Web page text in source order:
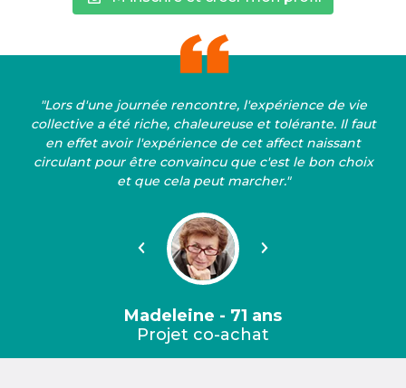
"Lors d'une journée rencontre, l'expérience de vie
collective a été riche, chaleureuse et tolérante. Il faut
en effet avoir l'expérience de cet affect naissant
circulant pour être convaincu que c'est le bon choix
et que cela peut marcher."
Précédent Suivant
Madeleine - 71 ans
Projet co-achat